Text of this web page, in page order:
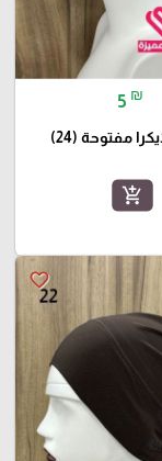
5 ₪
مفتوحة (24)
add_shopping_cart
favorite_border